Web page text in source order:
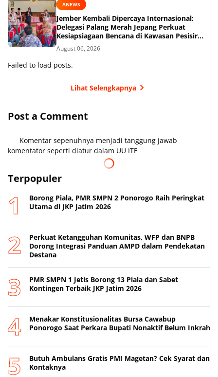
ANEWS
Jember Kembali Dipercaya Internasional:
Delegasi Palang Merah Jepang Perkuat
Kesiapsiagaan Bencana di Kawasan Pesisir
dan Sekolah
August 06, 2026
Failed to load posts.
Lihat Selengkapnya
Post a Comment
Komentar sepenuhnya menjadi tanggung jawab
komentator seperti diatur dalam UU ITE
Terpopuler
Borong Piala, PMR SMPN 2 Ponorogo Raih Peringkat
Utama di JKP Jatim 2026
Perkuat Ketangguhan Komunitas, WFP dan BNPB
Dorong Integrasi Panduan AMPD dalam Pendekatan
Destana
PMR SMPN 1 Jetis Borong 13 Piala dan Sabet
Kontingen Terbaik JKP Jatim 2026
Menakar Konstitusionalitas Bursa Cawabup
Ponorogo Saat Perkara Bupati Nonaktif Belum Inkrah
Butuh Ambulans Gratis PMI Magetan? Cek Syarat dan
Kontaknya